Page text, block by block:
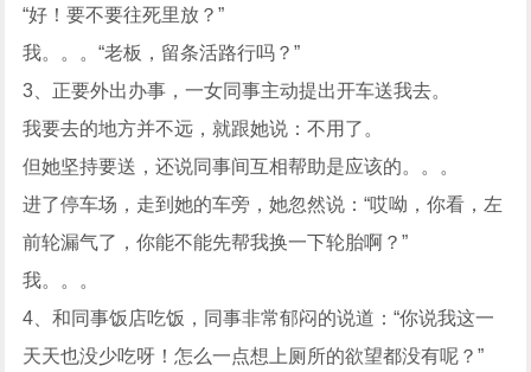
“好！要不要往死里放？”
我。。。“老板，留条活路行吗？”
3、正要外出办事，一女同事主动提出开车送我去。
我要去的地方并不远，就跟她说：不用了。
但她坚持要送，还说同事间互相帮助是应该的。。。
进了停车场，走到她的车旁，她忽然说：“哎呦，你看，左
前轮漏气了，你能不能先帮我换一下轮胎啊？”
我。。。
4、和同事饭店吃饭，同事非常郁闷的说道：“你说我这一
天天也没少吃呀！怎么一点想上厕所的欲望都没有呢？”